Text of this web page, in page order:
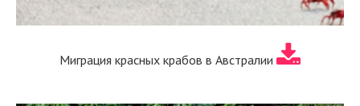
Миграция красных крабов в Австралии